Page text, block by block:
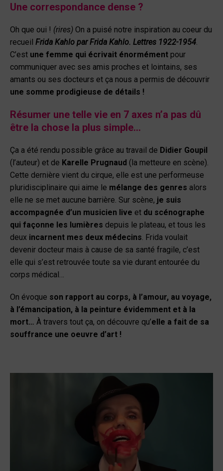
Une correspondance dense ?
Oh que oui ! (rires) On a puisé notre inspiration au coeur du
recueil Frida Kahlo par Frida Kahlo. Lettres 1922-1954.
C’est une femme qui écrivait énormément pour
communiquer avec ses amis proches et lointains, ses
amants ou ses docteurs et ça nous a permis de découvrir
une somme prodigieuse de détails !
Résumer une telle vie en 7 axes n’a pas dû
être la chose la plus simple…
Ça a été rendu possible grâce au travail de Didier Goupil
(l’auteur) et de Karelle Prugnaud (la metteure en scène).
Cette dernière vient du cirque, elle est une performeuse
pluridisciplinaire qui aime le mélange des genres alors
elle ne se met aucune barrière. Sur scène, je suis
accompagnée d’un musicien live et du scénographe
qui façonne les lumières depuis le plateau, et tous les
deux incarnent mes deux médecins. Frida voulait
devenir docteur mais à cause de sa santé fragile, c’est
elle qui s’est retrouvée toute sa vie durant entourée du
corps médical…
On évoque son rapport au corps, à l’amour, au voyage,
à l’émancipation, à la peinture évidemment et à la
mort… À travers tout ça, on découvre qu’elle a fait de sa
souffrance une oeuvre d’art !